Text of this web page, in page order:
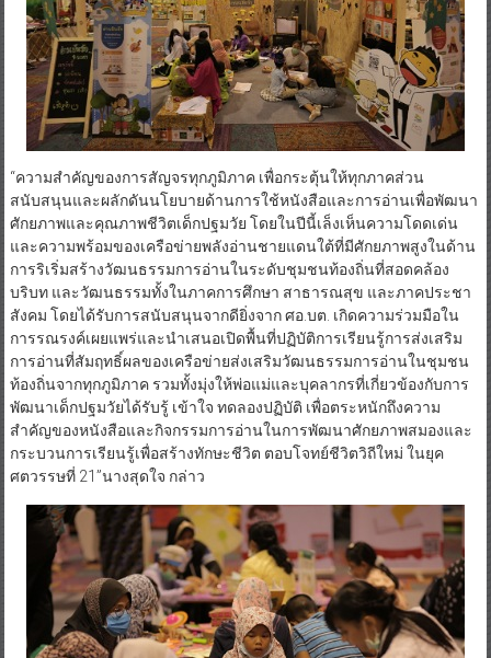
“ความสำคัญของการสัญจรทุกภูมิภาค เพื่อกระตุ้นให้ทุกภาคส่วน
สนับสนุนและผลักดันนโยบายด้านการใช้หนังสือและการอ่านเพื่อพัฒนา
ศักยภาพและคุณภาพชีวิตเด็กปฐมวัย โดยในปีนี้เล็งเห็นความโดดเด่น
และความพร้อมของเครือข่ายพลังอ่านชายแดนใต้ที่มีศักยภาพสูงในด้าน
การริเริ่มสร้างวัฒนธรรมการอ่านในระดับชุมชนท้องถิ่นที่สอดคล้อง
บริบท และวัฒนธรรมทั้งในภาคการศึกษา สาธารณสุข และภาคประชา
สังคม โดยได้รับการสนับสนุนจากดียิ่งจาก ศอ.บต. เกิดความร่วมมือใน
การรณรงค์เผยแพร่และนำเสนอเปิดพื้นที่ปฏิบัติการเรียนรู้การส่งเสริม
การอ่านที่สัมฤทธิ์ผลของเครือข่ายส่งเสริมวัฒนธรรมการอ่านในชุมชน
ท้องถิ่นจากทุกภูมิภาค รวมทั้งมุ่งให้พ่อแม่และบุคลากรที่เกี่ยวข้องกับการ
พัฒนาเด็กปฐมวัยได้รับรู้ เข้าใจ ทดลองปฏิบัติ เพื่อตระหนักถึงความ
สำคัญของหนังสือและกิจกรรมการอ่านในการพัฒนาศักยภาพสมองและ
กระบวนการเรียนรู้เพื่อสร้างทักษะชีวิต ตอบโจทย์ชีวิตวิถีใหม่ ในยุค
ศตวรรษที่ 21”นางสุดใจ กล่าว